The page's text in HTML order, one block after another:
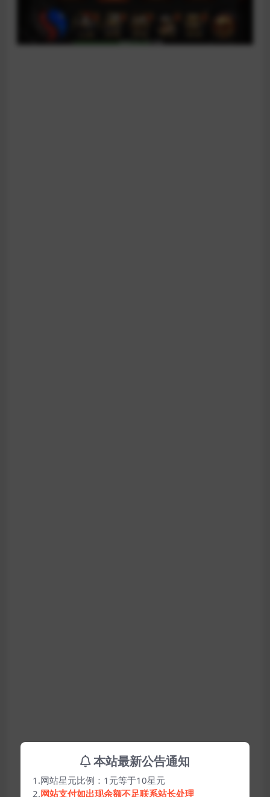
本站最新公告通知
1.网站星元比例：1元等于10星元
2.网站支付如出现余额不足联系站长处理